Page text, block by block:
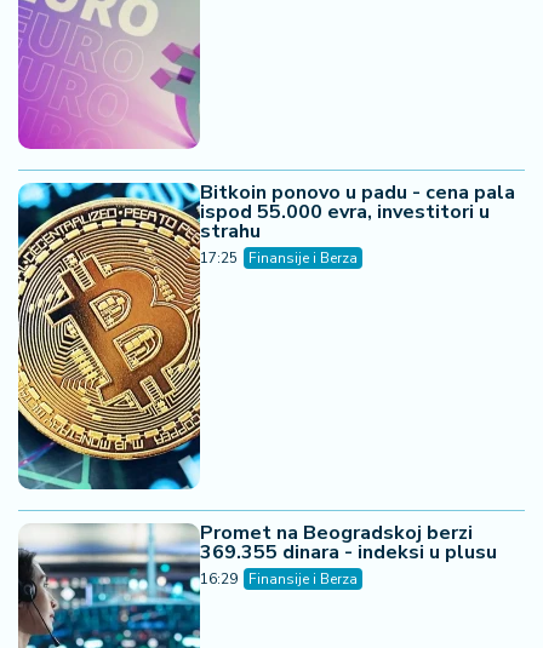
Bitkoin ponovo u padu - cena pala
ispod 55.000 evra, investitori u
strahu
17:25 Finansije i Berza
Promet na Beogradskoj berzi
369.355 dinara - indeksi u plusu
16:29 Finansije i Berza